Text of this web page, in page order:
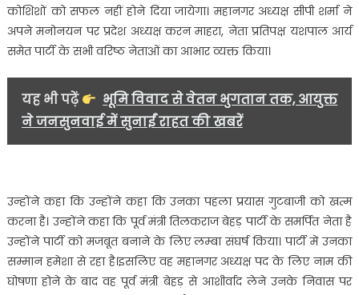
कोशिशों को सफल नहीं होने दिया जायेगा। महानगर अध्यक्ष सीपी शर्मा ने
अपने मनोनयन पर प्रदेश अध्यक्ष करन माहरा, नेता प्रतिपक्ष यशपाल आर्य
समेत पार्टी के सभी वरिष्ठ नेताओं का आभार व्यक्त किया।
यह भी पढ़ें
भूमि विवाद से वेतन भुगतान तक, आयुक्त
ने जनसुनवाई में सुनाईं राहत की खबरें
उन्होंने कहा कि उन्होंने कहा कि उनका पहला प्रयास गुटबाजी को खत्म
करना है। उन्होंने कहा कि पूर्व मंत्री तिलकराज बेहड़ पार्टी के समर्पित नेता है
उन्होंने पार्टी को मजबूत बनाने के लिए लम्बा संघर्ष किया। पार्टी में उनका
सम्मान हमेशा से रहा है।इसलिए वह महानगर अध्यक्ष पद के लिए नाम की
घोषणा होने के बाद वह पूर्व मंत्री बेहड़ से आशीर्वाद लेने उनके निवास पर